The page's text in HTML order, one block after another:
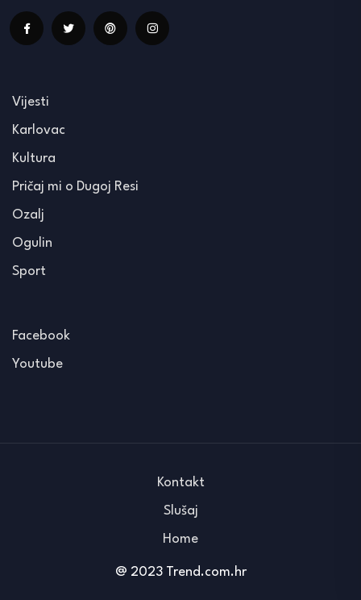
Vijesti
Karlovac
Kultura
Pričaj mi o Dugoj Resi
Ozalj
Ogulin
Sport
Facebook
Youtube
@ 2023 Trend.com.hr
Kontakt
Slušaj
Home